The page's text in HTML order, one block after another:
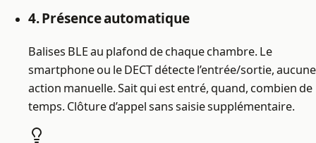
4. Présence automatique
Balises BLE au plafond de chaque chambre. Le
smartphone ou le DECT détecte l’entrée/sortie, aucune
action manuelle. Sait qui est entré, quand, combien de
temps. Clôture d’appel sans saisie supplémentaire.